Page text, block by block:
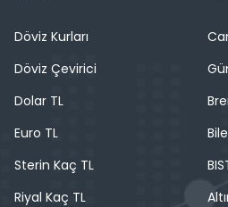
Döviz Kurları
Döviz Çevirici
Dolar TL
Euro TL
Sterin Kaç TL
Riyal Kaç TL